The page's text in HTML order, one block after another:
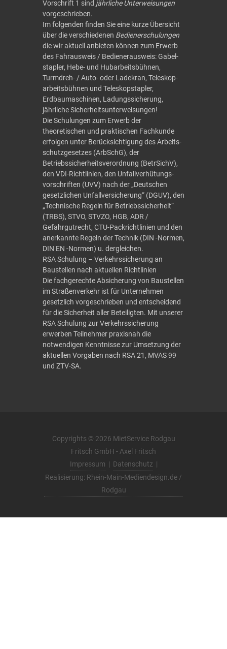
Vorschrift 1 sind jährliche Unter­weisungen
vorgeschrieben.
Im folgenden finden Sie eine kurze Übersicht
über die verschiedenen Bediener­schulungen
die wir aktuell anbieten können zum Erwerb
des Fahrausweis / Bediener­ausweis:Gabel­
stapler, Hebe- und Hubarbeitsbühnen,
Turmdreh- / Auto- oder Ladekran, Teleskop­
arbeits­bühnen und Teleskopstapler,
Erdbaumaschinen, Ladungs­sicherung,
jährlicheSicherheits­unterweisungen!
Die Schulungen zum Erwerb der
theoretischen und praktischen Fachkunde
erfolgen unter Berücksichtigung des Arbeits­
schutz­gesetzes (ArbSchG), der
Betriebssicherheits­verordnung (BetrSichV),
den VDI-Richtlinien, den Unfallverhütungs­
vorschriften (UVV) nach der „Deutschen
gesetzlichen Unfall­versicherung“ (DGUV), den
„Technische Regeln für Betriebssicherheit“
(TRBS), STVO, STVZO, HGB, ADR /
Gefahrgutrecht, CTU-Pack­richt­linien und den
anerkannte Regeln der Technik (DIN -Normen,
DIN EN -Normen) u. dergleichen.
RSA Schulung – Verkehrssicherung an
Baustellen nach aktuellen Richtlinien
Die fachgerechte Absicherung von Baustellen
im Straßen­verkehr ist für Unternehmen
gesetzlich vorgeschrieben und entscheidend
für die Sicherheit aller Beteiligten. Mit unserer
RSA Schulung zur Verkehrs­sicherung
erwerben Teilnehmer praxisnah die
notwendigen Kenntnisse zur Umsetzung der
aktuellen Vorgaben nach RSA 21, MVAS 99
und ZTV-SA.
Copyrights © 2026 MietService Rodgau
Fritsch GmbH - Axel Fritsch
Impressum | Datenschutz |
Realisierung: Rhein-Main-Mediendesign.de /
Rodgau